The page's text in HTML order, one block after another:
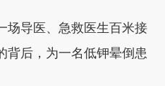
导医、急救医生百米接
背后，为一名低钾晕倒患